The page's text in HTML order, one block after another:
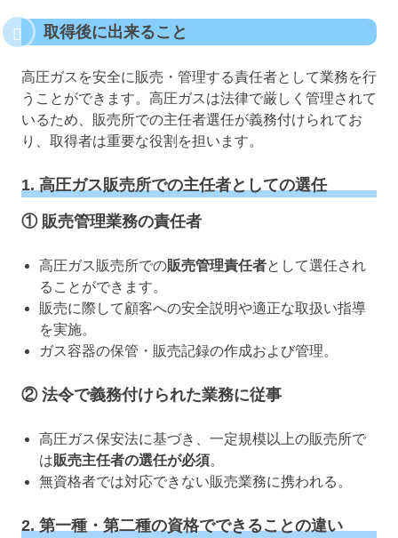
取得後に出来ること
高圧ガスを安全に販売・管理する責任者として業務を行
うことができます。高圧ガスは法律で厳しく管理されて
いるため、販売所での主任者選任が義務付けられてお
り、取得者は重要な役割を担います。
1. 高圧ガス販売所での主任者としての選任
① 販売管理業務の責任者
高圧ガス販売所での販売管理責任者として選任され
ることができます。
販売に際して顧客への安全説明や適正な取扱い指導
を実施。
ガス容器の保管・販売記録の作成および管理。
② 法令で義務付けられた業務に従事
高圧ガス保安法に基づき、一定規模以上の販売所で
は販売主任者の選任が必須。
無資格者では対応できない販売業務に携われる。
2. 第一種・第二種の資格でできることの違い